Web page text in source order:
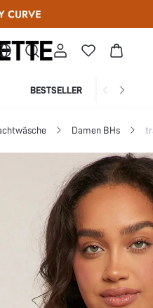
BESTSELLER
Damen BHs